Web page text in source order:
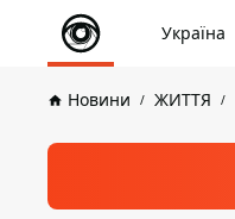
Україна
Новини ЖИТТЯ